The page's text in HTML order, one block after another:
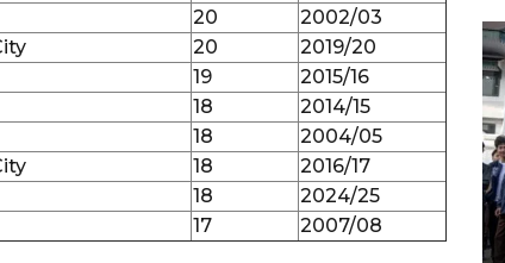
20
2002/03
20
2019/20
19
2015/16
18
2014/15
18
2004/05
18
2016/17
18
2024/25
17 2007/08
BPJS Kesehatan Yogyakarta
perkuat sinergi dengan
ANTARA Biro DIY